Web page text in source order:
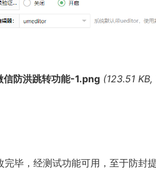
防洪跳转功能-1.png (123.51
完毕，经测试功能可用，至于防封